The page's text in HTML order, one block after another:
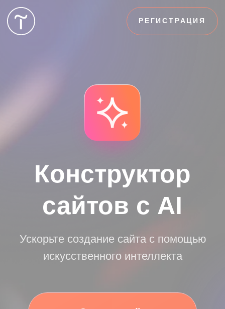
Ускорьте создание сайта с помощью
искусственного интеллекта
Конструктор
сайтов с AI
РЕГИСТРАЦИЯ